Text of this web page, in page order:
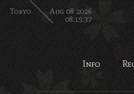
Info
Tokyo
Aug 08 2026
08:15:38